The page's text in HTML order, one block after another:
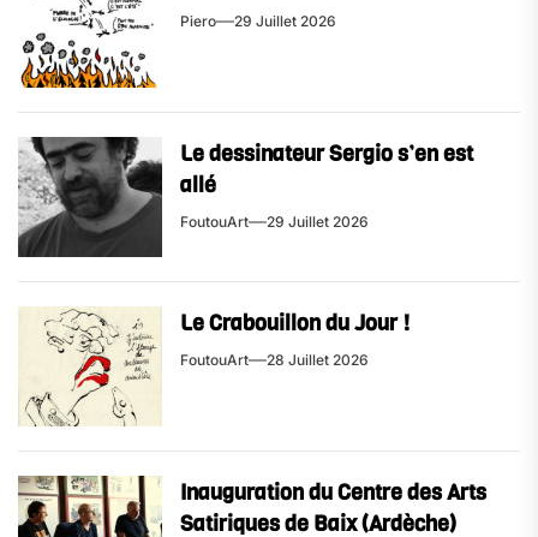
Piero 29 Juillet 2026
Le dessinateur Sergio s’en est
allé
FoutouArt 29 Juillet 2026
Le Crabouillon du Jour !
FoutouArt 28 Juillet 2026
Inauguration du Centre des Arts
Satiriques de Baix (Ardèche)